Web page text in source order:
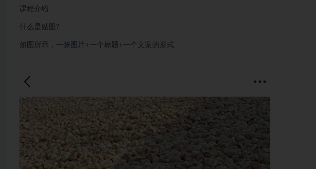
课程介绍
什么是贴图?
如图所示，一张图片+一个标题+一个文案的形式